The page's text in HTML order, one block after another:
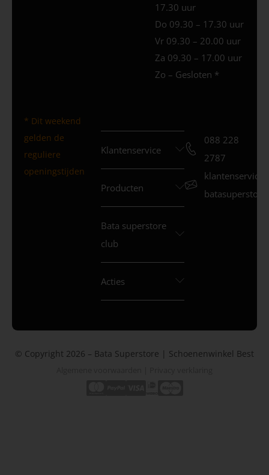
17.30 uur
Do 09.30 – 17.30 uur
Vr 09.30 – 20.00 uur
Za 09.30 – 17.00 uur
Zo – Gesloten *
* Dit weekend
gelden de
reguliere
openingstijden
Klantenservice
Producten
Bata superstore
club
Acties
088 228
2787
© Copyright 2026 – Bata Superstore | Schoenenwinkel Best